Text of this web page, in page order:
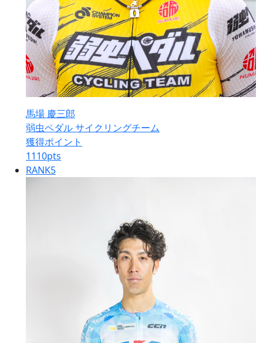
馬場 慶三郎
弱虫ペダル サイクリングチーム
獲得ポイント
1110pts
RANK5